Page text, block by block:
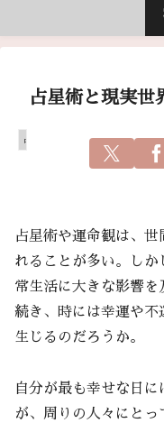
占星術と現実世
占い
占星術や運命観は、
れることが多い。しか
常生活に大きな影響
続き、時には幸運や不
生じるのだろうか。
自分が最も幸せな日
が、周りの人々にと